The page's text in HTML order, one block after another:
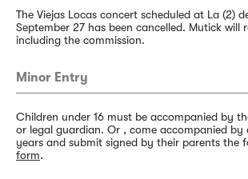
The Viejas Locas concert scheduled at La (2)
September 27 has been cancelled. Mutick will
including the commission.
Minor Entry
Children under 16 must be accompanied by
or legal guardian. Or , come accompanied by
years and submit signed by their parents the
form.